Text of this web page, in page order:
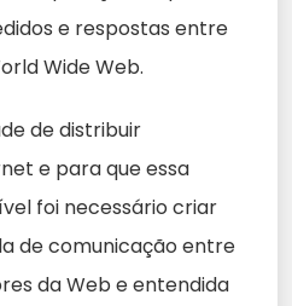
e respostas entre
Wide Web.
de distribuir
e para que essa
foi necessário criar
de comunicação entre
da Web e entendida